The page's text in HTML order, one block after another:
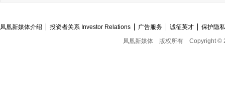
凤凰新媒体介绍 投资者关系 Investor Relations 广告服务 诚征英才
保护隐
凤凰新媒体
版权所有 Copyright ©